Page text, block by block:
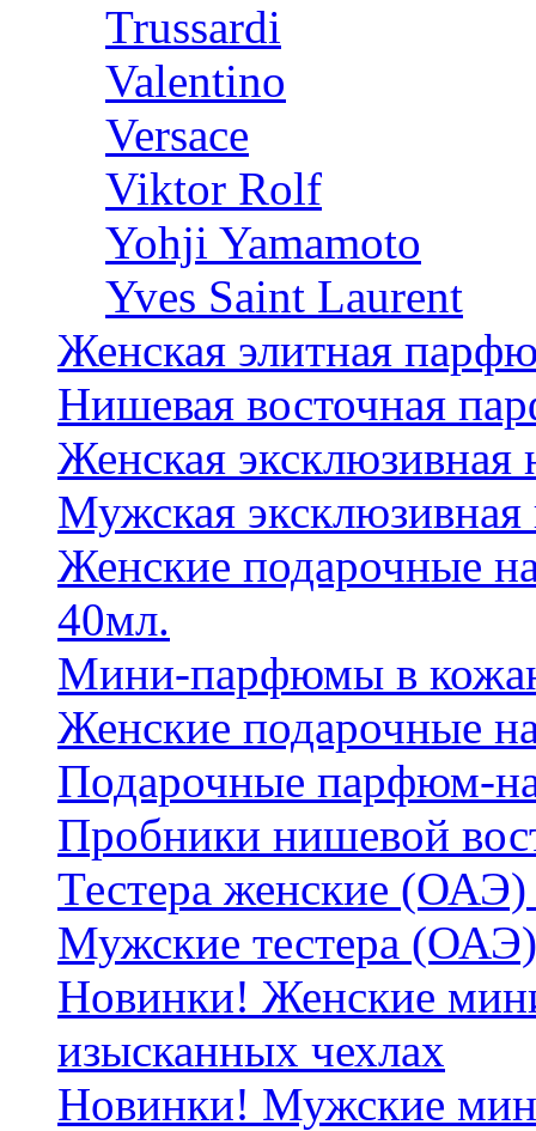
Trussardi
Valentino
Versace
Viktor Rolf
Yohji Yamamoto
Yves Saint Laurent
Женская элитная
Нишевая восточная
Женская
Мужская
Женские подарочные
40мл.
Мини-парфюмы в
Женские подарочные
Подарочные парфюм-
Пробники нишевой
Тестера женские (ОАЭ)
Мужские тестера (ОАЭ)
Новинки! Женские
изысканных чехлах
Новинки! Мужские